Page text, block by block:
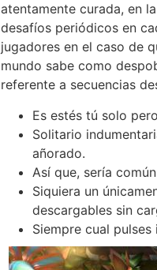
atentamente curada, en
desafíos periódicos en
jugadores en el caso de
mundo sabe como
referente a secuencias
Es estés tú solo
Solitario
añorado.
Así que, serí­a
Siquiera un
descargables sin
Siempre cual